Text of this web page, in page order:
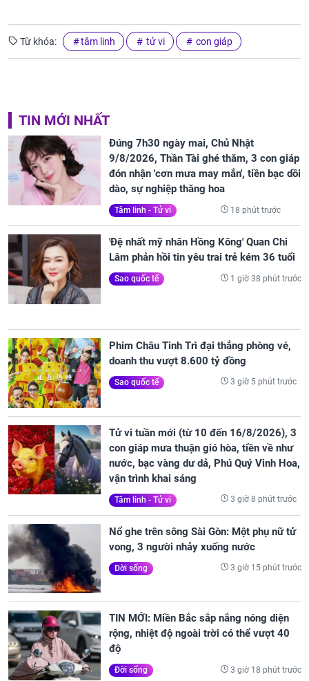
Từ khóa: tâm linh tử vi con giáp
TIN MỚI NHẤT
Đúng 7h30 ngày mai, Chủ Nhật
9/8/2026, Thần Tài ghé thăm, 3 con giáp
đón nhận 'cơn mưa may mắn', tiền bạc dồi
dào, sự nghiệp thăng hoa
Tâm linh - Tử vi 18 phút trước
'Đệ nhất mỹ nhân Hồng Kông' Quan Chi
Lâm phản hồi tin yêu trai trẻ kém 36 tuổi
Sao quốc tế 1 giờ 38 phút trước
Phim Châu Tinh Trì đại thắng phòng vé,
doanh thu vượt 8.600 tỷ đồng
Sao quốc tế 3 giờ 5 phút trước
Tử vi tuần mới (từ 10 đến 16/8/2026), 3
con giáp mưa thuận gió hòa, tiền về như
nước, bạc vàng dư dả, Phú Quý Vinh Hoa,
vận trình khai sáng
Tâm linh - Tử vi 3 giờ 8 phút trước
Nổ ghe trên sông Sài Gòn: Một phụ nữ tử
vong, 3 người nhảy xuống nước
Đời sống 3 giờ 15 phút trước
TIN MỚI: Miền Bắc sắp nắng nóng diện
rộng, nhiệt độ ngoài trời có thể vượt 40
độ
Đời sống 3 giờ 18 phút trước